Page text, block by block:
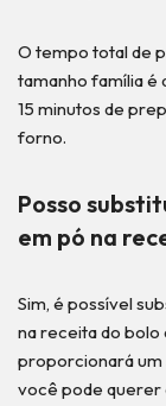
O tempo total de
tamanho família é
15 minutos de
forno.
Posso
em pó na
Sim, é possível
na receita do bolo
proporcionará um
você pode querer